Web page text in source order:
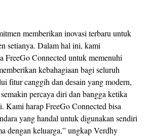
memberikan inovasi terbaru untuk
setianya. Dalam hal ini, kami
FreeGo Connected untuk memenuhi
kebahagiaan bagi seluruh
fitur canggih dan desain yang modern,
percaya diri dan bangga ketika
Kami harap FreeGo Connected bisa
yang handal untuk digunakan sendiri
dengan keluarga,” ungkap Verdhy